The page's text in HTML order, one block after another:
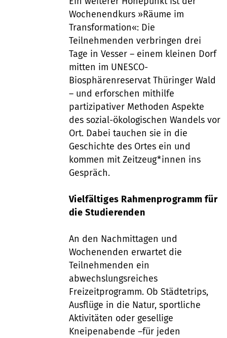
Wochenendkurs »Räume im
Transformation«: Die
Teilnehmenden verbringen drei
Tage in Vesser – einem kleinen Dorf
mitten im UNESCO-
Biosphärenreservat Thüringer Wald
– und erforschen mithilfe
partizipativer Methoden Aspekte
des sozial-ökologischen Wandels vor
Ort. Dabei tauchen sie in die
Geschichte des Ortes ein und
kommen mit Zeitzeug*innen ins
Gespräch.
Vielfältiges Rahmenprogramm für
die Studierenden
An den Nachmittagen und
Wochenenden erwartet die
Teilnehmenden ein
abwechslungsreiches
Freizeitprogramm. Ob Städtetrips,
Ausflüge in die Natur, sportliche
Aktivitäten oder gesellige
Kneipenabende –für jeden